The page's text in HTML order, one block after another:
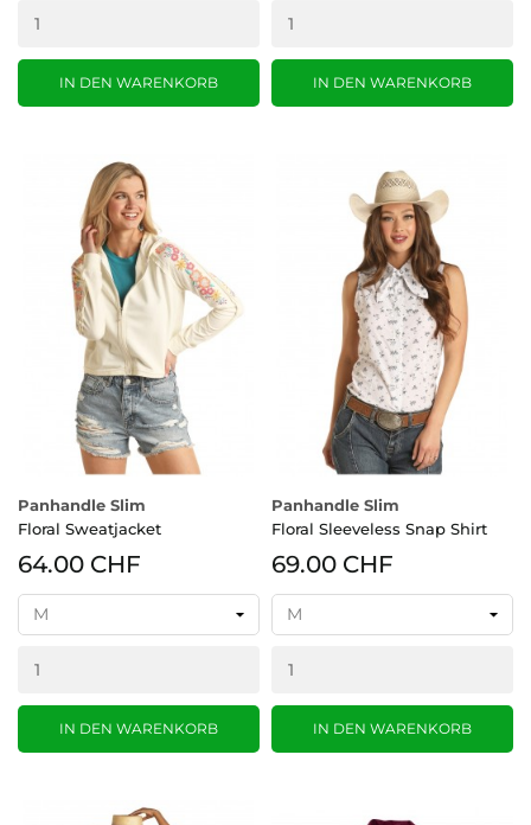
IN DEN WARENKORB IN DEN WARENKORB
Panhandle Slim
Floral Sweatjacket
64.00 CHF
IN DEN WARENKORB
Panhandle Slim
Floral Sleeveless Snap Shirt
69.00 CHF
IN DEN WARENKORB